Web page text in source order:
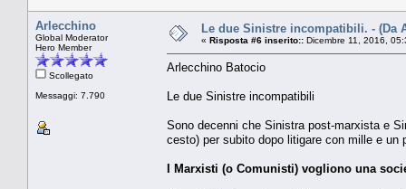
Arlecchino
Global Moderator
Hero Member
Scollegato
Messaggi: 7.790
Le due Sinistre incompatibili. - (Da
« Risposta #6 inserito:: Dicembre 11, 2016,
Arlecchino Batocio
Le due Sinistre incompatibili
Sono decenni che Sinistra post-marxista e
cesto) per subito dopo litigare con mille e un
I Marxisti (o Comunisti) vogliono una